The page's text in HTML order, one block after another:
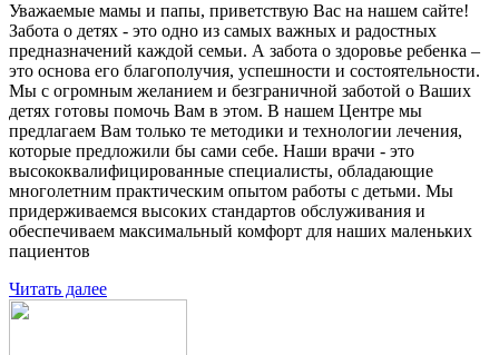
Уважаемые мамы и папы, приветствую Вас на нашем сайте!
Забота о детях - это одно из самых важных и радостных
предназначений каждой семьи. А забота о здоровье ребенка –
это основа его благополучия, успешности и состоятельности.
Мы с огромным желанием и безграничной заботой о Ваших
детях готовы помочь Вам в этом. В нашем Центре мы
предлагаем Вам только те методики и технологии лечения,
которые предложили бы сами себе. Наши врачи - это
высококвалифицированные специалисты, обладающие
многолетним практическим опытом работы с детьми. Мы
придерживаемся высоких стандартов обслуживания и
обеспечиваем максимальный комфорт для наших маленьких
пациентов
Читать далее